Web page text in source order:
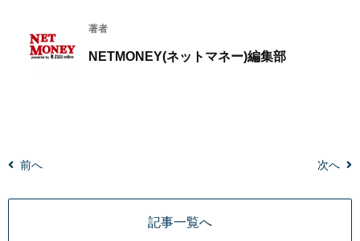
著者
NETMONEY(ネットマネー)編集部
前へ 次へ
記事一覧へ